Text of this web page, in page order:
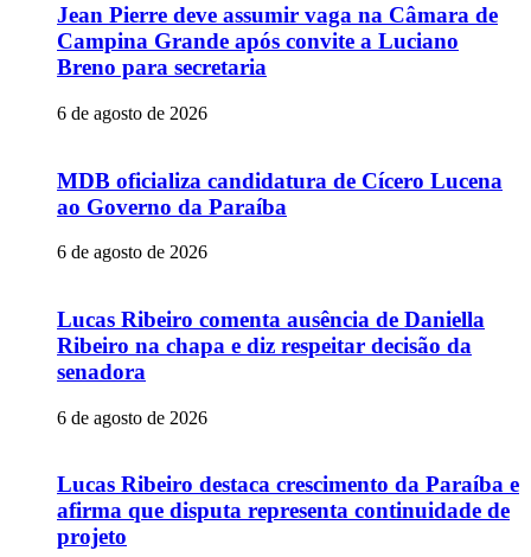
Jean Pierre deve assumir vaga na Câmara de
Campina Grande após convite a Luciano
Breno para secretaria
6 de agosto de 2026
MDB oficializa candidatura de Cícero Lucena
ao Governo da Paraíba
6 de agosto de 2026
Lucas Ribeiro comenta ausência de Daniella
Ribeiro na chapa e diz respeitar decisão da
senadora
6 de agosto de 2026
Lucas Ribeiro destaca crescimento da Paraíba e
afirma que disputa representa continuidade de
projeto